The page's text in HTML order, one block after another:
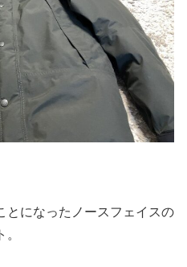
とになったノースフェイスの